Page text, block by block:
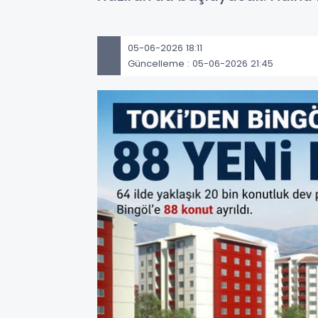
05-06-2026 18:11
Güncelleme : 05-06-2026 21:45